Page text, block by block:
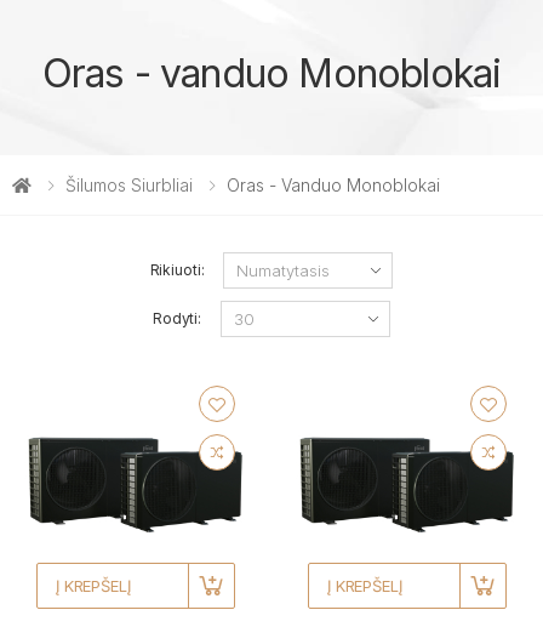
Oras - vanduo Monoblokai
Šilumos Siurbliai Oras - Vanduo Monoblokai
Rikiuoti:
Rodyti:
Į KREPŠELĮ Į KREPŠELĮ